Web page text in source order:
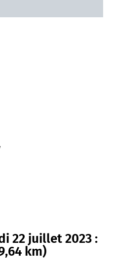
22 juillet 2023 :
km)